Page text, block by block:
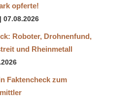
opferte!
07.08.2026
Roboter, Drohnenfund,
und Rheinmetall
Faktencheck zum